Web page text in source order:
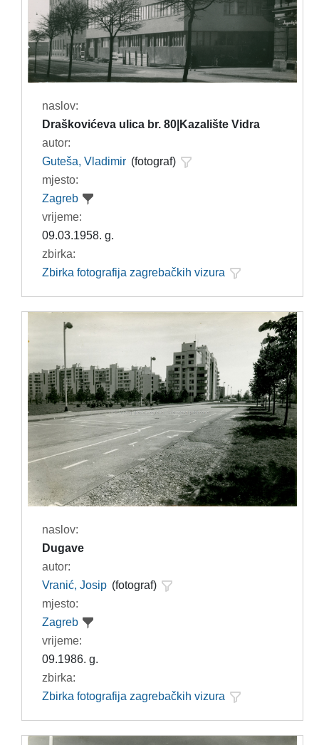
naslov:
Draškovićeva ulica br. 80|Kazalište Vidra
autor:
Guteša, Vladimir (fotograf)
mjesto:
Zagreb
vrijeme:
09.03.1958. g.
zbirka:
Zbirka fotografija zagrebačkih vizura
naslov:
Dugave
autor:
Vranić, Josip (fotograf)
mjesto:
Zagreb
vrijeme:
09.1986. g.
zbirka:
Zbirka fotografija zagrebačkih vizura